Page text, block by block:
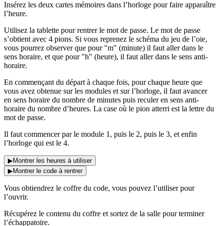
Insérez les deux cartes mémoires dans l’horloge pour faire apparaître
l’heure.
Utilisez la tablette pour rentrer le mot de passe. Le mot de passe
s’obtient avec 4 pions. Si vous reprenez le schéma du jeu de l’oie,
vous pourrez observer que pour "m" (minute) il faut aller dans le
sens horaire, et que pour "h" (heure), il faut aller dans le sens anti-
horaire.
En commençant du départ à chaque fois, pour chaque heure que
vous avez obtenue sur les modules et sur l’horloge, il faut avancer
en sens horaire du nombre de minutes puis reculer en sens anti-
horaire du nombre d’heures. La case où le pion atterri est la lettre du
mot de passe.
Il faut commencer par le module 1, puis le 2, puis le 3, et enfin
l’horloge qui est le 4.
▶Montrer les heures à utiliser
▶Montrer le code à rentrer
Vous obtiendrez le coffre du code, vous pouvez l’utiliser pour
l’ouvrir.
Récupérez le contenu du coffre et sortez de la salle pour terminer
l’échappatoire.